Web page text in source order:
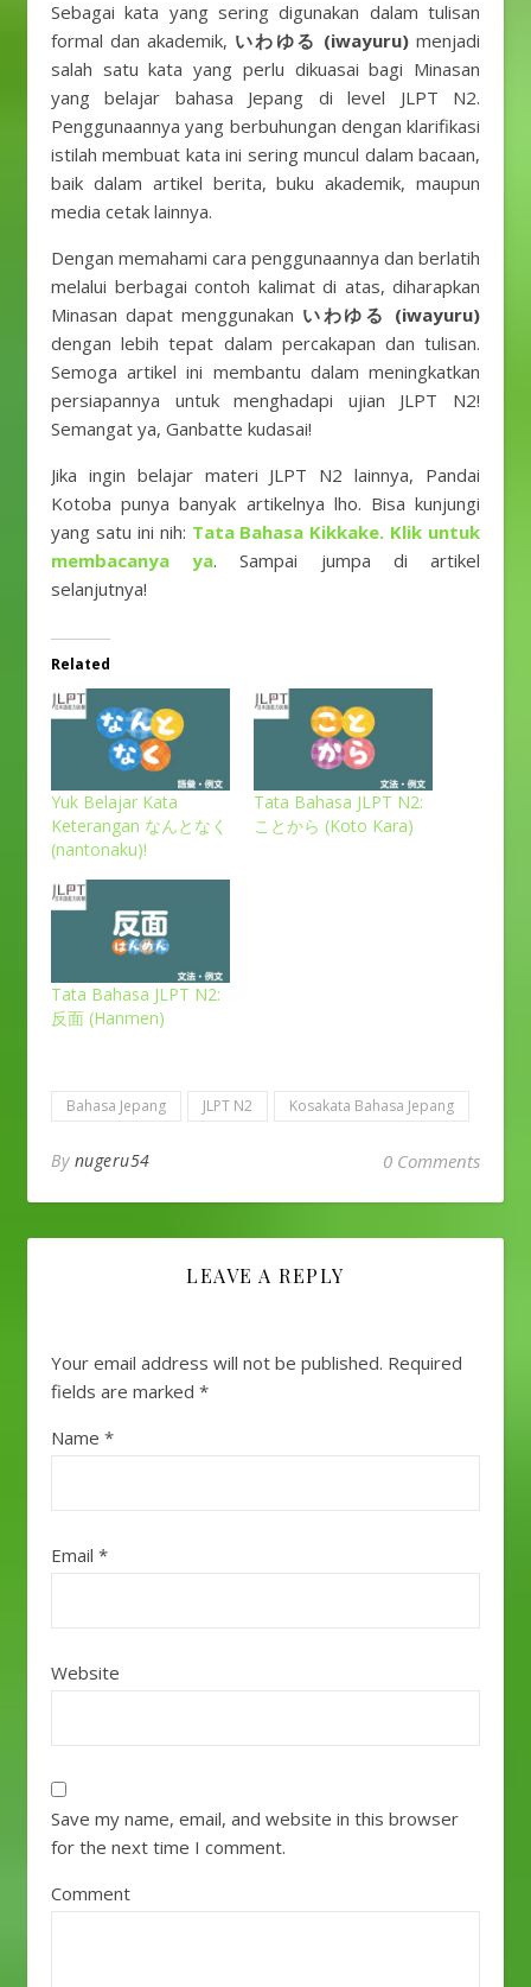
Sebagai kata yang sering digunakan dalam tulisan
formal dan akademik, いわゆる (iwayuru)menjadi
salah satu kata yang perlu dikuasai bagi Minasan
yang belajar bahasa Jepang di level JLPT N2.
Penggunaannya yang berbuhungan dengan klarifikasi
istilah membuat kata ini sering muncul dalam bacaan,
baik dalam artikel berita, buku akademik, maupun
media cetak lainnya.
Dengan memahami cara penggunaannya dan berlatih
melalui berbagai contoh kalimat di atas, diharapkan
Minasan dapat menggunakan いわゆる (iwayuru)
dengan lebih tepat dalam percakapan dan tulisan.
Semoga artikel ini membantu dalam meningkatkan
persiapannya untuk menghadapi ujian JLPT N2!
Semangat ya, Ganbatte kudasai!
Jika ingin belajar materi JLPT N2 lainnya, Pandai
Kotoba punya banyak artikelnya lho. Bisa kunjungi
yang satu ini nih: Tata Bahasa Kikkake. Klik untuk
membacanya ya. Sampai jumpa di artikel
selanjutnya!
Related
Yuk Belajar Kata
Keterangan なんとなく
(nantonaku)!
Tata Bahasa JLPT N2:
ことから (Koto Kara)
Tata Bahasa JLPT N2:
反面 (Hanmen)
Bahasa Jepang JLPT N2 Kosakata Bahasa Jepang
By nugeru54 0 Comments
LEAVE A REPLY
Your email address will not be published. Required
fields are marked *
Name *
Email *
Website
Save my name, email, and website in this browser
for the next time I comment.
Comment